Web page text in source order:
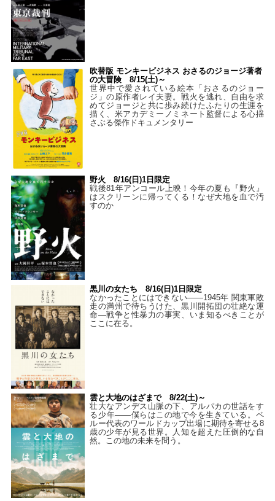
吹替版 モンキービジネス おさるのジョージ著者
の大冒険 8/15(土)～
世界中で愛されている絵本「おさるのジョー
ジ」の原作者レイ夫妻。戦火を逃れ、自由を求
めてジョージと共に歩み続けたふたりの生涯を
描く、米アカデミーノミネート監督による心揺
さぶる傑作ドキュメンタリー
野火 8/16(日)1日限定
戦後81年アンコール上映！今年の夏も『野火』
はスクリーンに帰ってくる！なぜ大地を血で汚
すのか
黒川の女たち 8/16(日)1日限定
なかったことにはできない——1945年 関東軍敗
走の満州で待ちうけた、黒川開拓団の壮絶な運
命―戦争と性暴力の事実、いま知るべきことが
ここに在る。
雲と大地のはざまで 8/22(土)～
壮大なアンデス山脈の下、アルパカの世話をす
る少年――僕らはこの地で今を生きている。ペ
ルー代表のワールドカップ出場に期待を寄せる8
歳の少年が見る世界。人知を超えた圧倒的な自
然。この地の未来を問う。